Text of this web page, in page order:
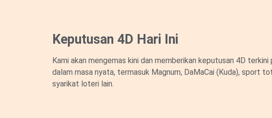
Keputusan 4D Hari Ini
Kami akan mengemas kini dan memberikan keputusan 4D
dalam masa nyata, termasuk Magnum, DaMaCai (Kuda), sport
syarikat loteri lain.